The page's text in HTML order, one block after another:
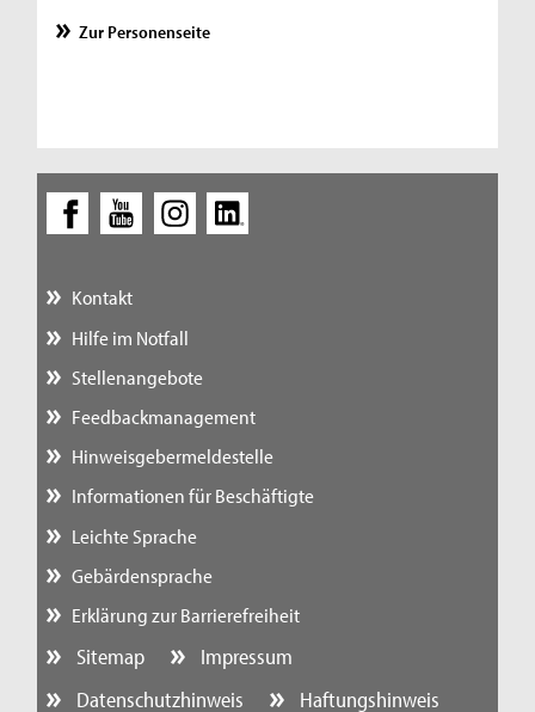
Zur Personenseite
Kontakt
Hilfe im Notfall
Stellenangebote
Feedbackmanagement
Hinweisgebermeldestelle
Informationen für Beschäftigte
Leichte Sprache
Gebärdensprache
Erklärung zur Barrierefreiheit
Sitemap
Impressum
Datenschutzhinweis
Haftungshinweis